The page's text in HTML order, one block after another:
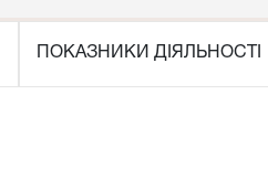
ПОКАЗНИКИ ДІЯЛЬНОСТІ